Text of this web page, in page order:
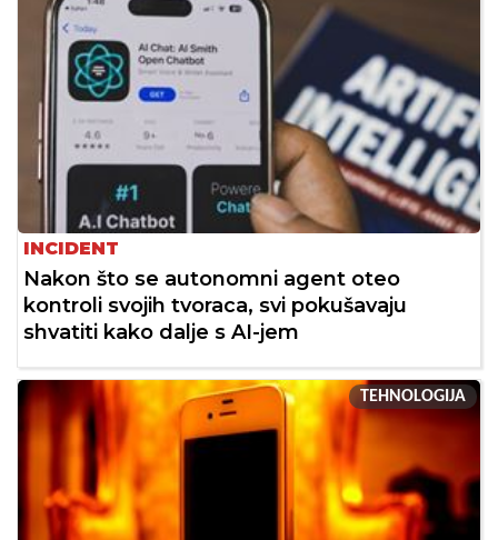
INCIDENT
Nakon što se autonomni agent oteo
kontroli svojih tvoraca, svi pokušavaju
shvatiti kako dalje s AI-jem
TEHNOLOGIJA